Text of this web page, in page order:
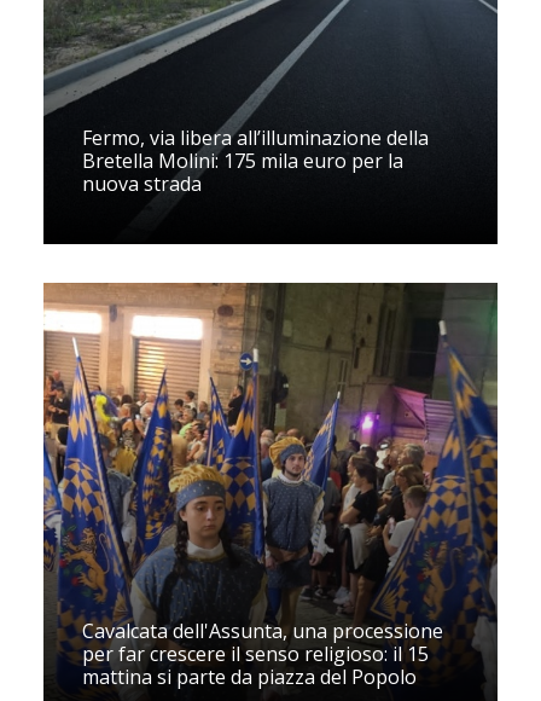
Fermo, via libera all’illuminazione della
Bretella Molini: 175 mila euro per la
nuova strada
Cavalcata dell'Assunta, una processione
per far crescere il senso religioso: il 15
mattina si parte da piazza del Popolo